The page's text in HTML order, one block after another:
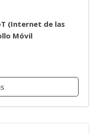
(Internet de las
Móvil